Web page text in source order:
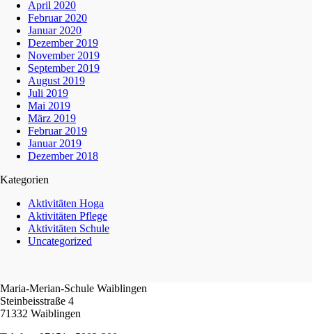
April 2020
Februar 2020
Januar 2020
Dezember 2019
November 2019
September 2019
August 2019
Juli 2019
Mai 2019
März 2019
Februar 2019
Januar 2019
Dezember 2018
Kategorien
Aktivitäten Hoga
Aktivitäten Pflege
Aktivitäten Schule
Uncategorized
Maria-Merian-Schule Waiblingen
Steinbeisstraße 4
71332 Waiblingen